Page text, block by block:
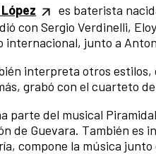
es baterista
con Sergio Verdinelli,
internacional, junto a
interpreta otros estilos,
grabó con el cuarteto
parte del musical
de Guevara. También es
compone la música